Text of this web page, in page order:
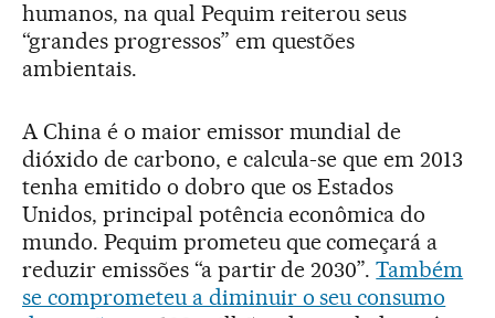
humanos, na qual Pequim reiterou seus
“grandes progressos” em questões
ambientais.
A China é o maior emissor mundial de
dióxido de carbono, e calcula-se que em 2013
tenha emitido o dobro que os Estados
Unidos, principal potência econômica do
mundo. Pequim prometeu que começará a
reduzir emissões “a partir de 2030”.Também
se comprometeu a diminuir o seu consumo